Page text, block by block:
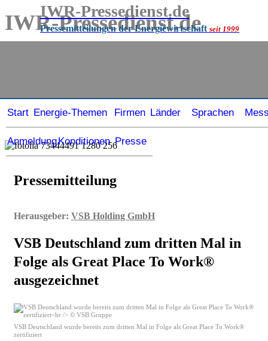
IWR-Pressedienst.de
Start Energie-Themen Firmen Länder Sprachen
AnmeldungKonditionen Presse
IWR-Pressedienst.de
Pressemitteilungen der Energiewirtschaft seit 1999
Pressemitteilung
Herausgeber: VSB Holding GmbH
VSB Deutschland zum dritten Mal in
Folge als Great Place To Work®
ausgezeichnet
VSB Deutschland wurde bereits zum dritten Mal in Folge als Great Place To Work®
zertifiziert